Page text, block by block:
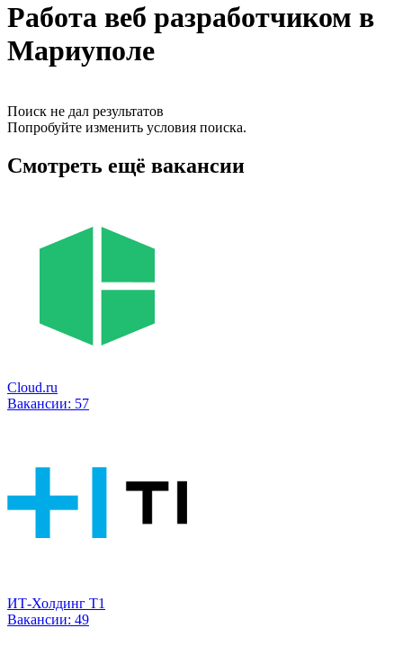
Работа веб разработчиком в
Мариуполе
Поиск не дал результатов
Попробуйте изменить условия поиска.
Смотреть ещё вакансии
Cloud.ru
Вакансии: 57
ИТ-Холдинг Т1
Вакансии: 49